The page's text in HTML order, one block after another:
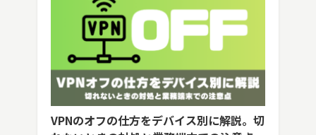
VPNのオフの仕方をデバイス別に解説。切